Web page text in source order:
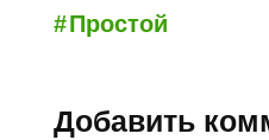
Простой
Добавить